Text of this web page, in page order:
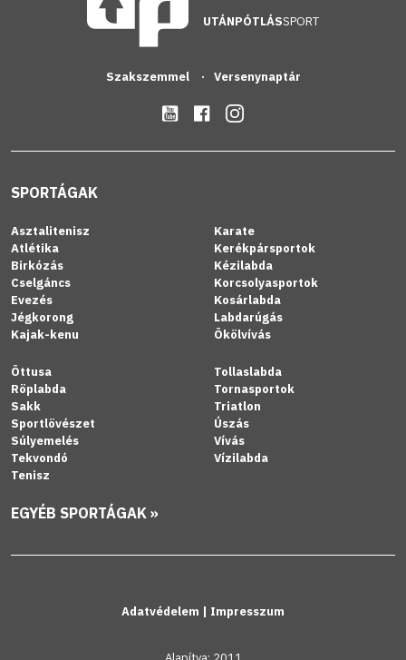
UTÁNPÓTLÁSSPORT
Szakszemmel Versenynaptár
SPORTÁGAK
Asztalitenisz
Atlétika
Birkózás
Cselgáncs
Evezés
Jégkorong
Kajak-kenu
Karate
Kerékpársportok
Kézilabda
Korcsolyasportok
Kosárlabda
Labdarúgás
Ökölvívás
Öttusa
Röplabda
Sakk
Sportlövészet
Súlyemelés
Tekvondó
Tenisz
Tollaslabda
Tornasportok
Triatlon
Úszás
Vívás
Vízilabda
EGYÉB SPORTÁGAK »
Adatvédelem | Impresszum